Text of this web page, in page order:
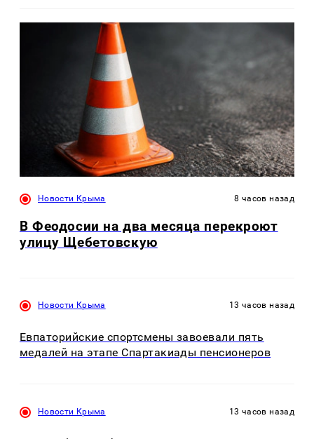
Новости Крыма 8 часов назад
В Феодосии на два месяца перекроют
улицу Щебетовскую
Новости Крыма 13 часов назад
Евпаторийские спортсмены завоевали пять
медалей на этапе Спартакиады пенсионеров
Новости Крыма 13 часов назад